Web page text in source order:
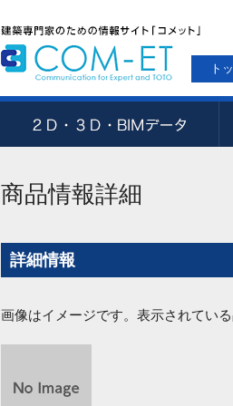
ト
商品情報詳細
詳細情報
画像はイメージです。表示されてい